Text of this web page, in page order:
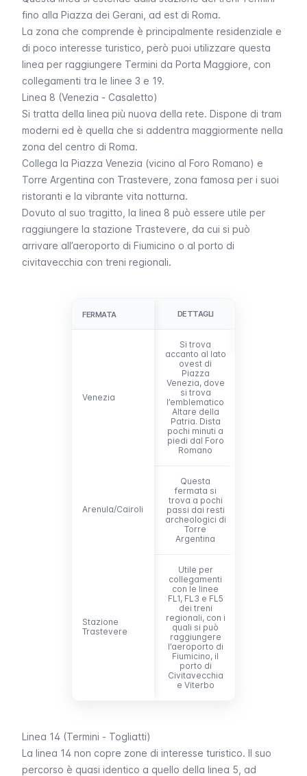
fino alla Piazza dei Gerani, ad est di Roma.
La zona che comprende è principalmente residenziale e
di poco interesse turistico, però puoi utilizzare questa
linea per raggiungere Termini da Porta Maggiore, con
collegamenti tra le linee 3 e 19.
Linea 8 (Venezia - Casaletto)
Si tratta della linea più nuova della rete. Dispone di tram
moderni ed è quella che si addentra maggiormente nella
zona del centro di Roma.
Collega la Piazza Venezia (vicino al Foro Romano) e
Torre Argentina con Trastevere, zona famosa per i suoi
ristoranti e la vibrante vita notturna.
Dovuto al suo tragitto, la linea 8 può essere utile per
raggiungere la stazione Trastevere, da cui si può
arrivare all’aeroporto di Fiumicino o al porto di
civitavecchia con treni regionali.
FERMATA
Venezia
Arenula/Cairoli
Stazione
Trastevere
FERMATA DETTAGLI
Venezia
Si trova
accanto al lato
ovest di
Piazza
Venezia, dove
si trova
l’emblematico
Altare della
Patria. Dista
pochi minuti a
piedi dal Foro
Romano
Arenula/Cairoli
Questa
fermata si
trova a pochi
passi dai resti
archeologici di
Torre
Argentina
Stazione
Trastevere
Utile per
collegamenti
con le linee
FL1, FL3 e FL5
dei treni
regionali, con i
quali si può
raggiungere
l’aeroporto di
Fiumicino, il
porto di
Civitavecchia
e Viterbo
Linea 14 (Termini - Togliatti)
La linea 14 non copre zone di interesse turistico. Il suo
percorso è quasi identico a quello della linea 5, ad